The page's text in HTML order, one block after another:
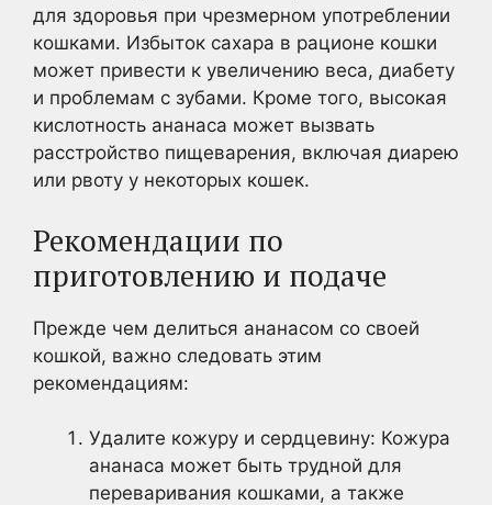
для здоровья при чрезмерном употреблении
кошками. Избыток сахара в рационе кошки
может привести к увеличению веса, диабету
и проблемам с зубами. Кроме того, высокая
кислотность ананаса может вызвать
расстройство пищеварения, включая диарею
или рвоту у некоторых кошек.
Рекомендации по
приготовлению и подаче
Прежде чем делиться ананасом со своей
кошкой, важно следовать этим
рекомендациям:
Удалите кожуру и сердцевину: Кожура
ананаса может быть трудной для
переваривания кошками, а также